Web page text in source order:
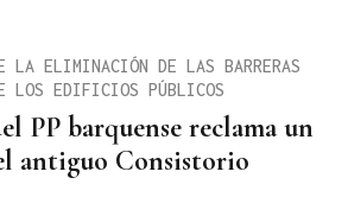
PP barquense reclama un
antiguo Consistorio
LA ELIMINACIÓN DE LAS BARRERAS
LOS EDIFICIOS PÚBLICOS